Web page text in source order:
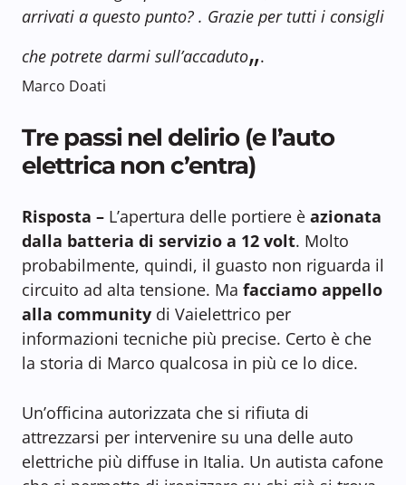
arrivati a questo punto? . Grazie per tutti i consigli
che potrete darmi sull’accaduto„.
Marco Doati
Tre passi nel delirio (e l’auto
elettrica non c’entra)
Risposta – L’apertura delle portiere è azionata
dalla batteria di servizio a 12 volt. Molto
probabilmente, quindi, il guasto non riguarda il
circuito ad alta tensione. Ma facciamo appello
alla community di Vaielettrico per
informazioni tecniche più precise. Certo è che
la storia di Marco qualcosa in più ce lo dice.
Un’officina autorizzata che si rifiuta di
attrezzarsi per intervenire su una delle auto
elettriche più diffuse in Italia. Un autista cafone